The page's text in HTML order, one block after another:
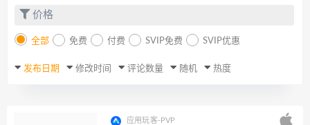
价格
全部 免费 付费 SVIP免费 SVIP优惠
发布日期 修改时间 评论数量 随机 热度
应用玩客-PVP